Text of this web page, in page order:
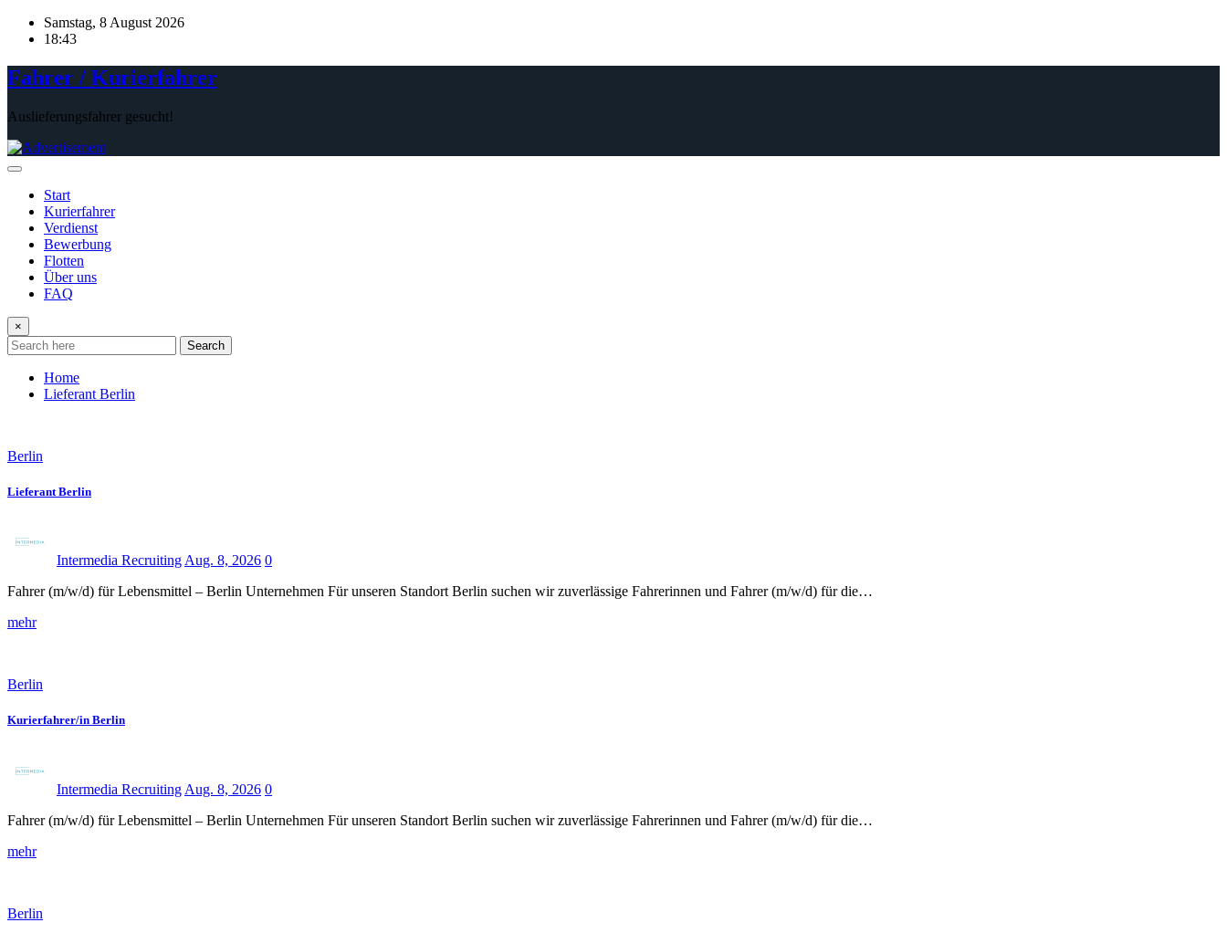
Skip
Samstag, 8 August 2026
18:43
Fahrer / Kurierfahrer
Auslieferungsfahrer gesucht!
Start
Kurierfahrer
Verdienst
Bewerbung
Flotten
Über uns
FAQ
×
Search
Home
Lieferant Berlin
Berlin
Lieferant Berlin
Intermedia Recruiting Aug. 8, 2026 0
Fahrer (m/w/d) für Lebensmittel – Berlin Unternehmen Für unseren Standort Berlin suchen wir zuverlässige Fahrerinnen und Fahrer (m/w/d) für die…
mehr
Berlin
Kurierfahrer/in Berlin
Intermedia Recruiting Aug. 8, 2026 0
Fahrer (m/w/d) für Lebensmittel – Berlin Unternehmen Für unseren Standort Berlin suchen wir zuverlässige Fahrerinnen und Fahrer (m/w/d) für die…
mehr
Berlin